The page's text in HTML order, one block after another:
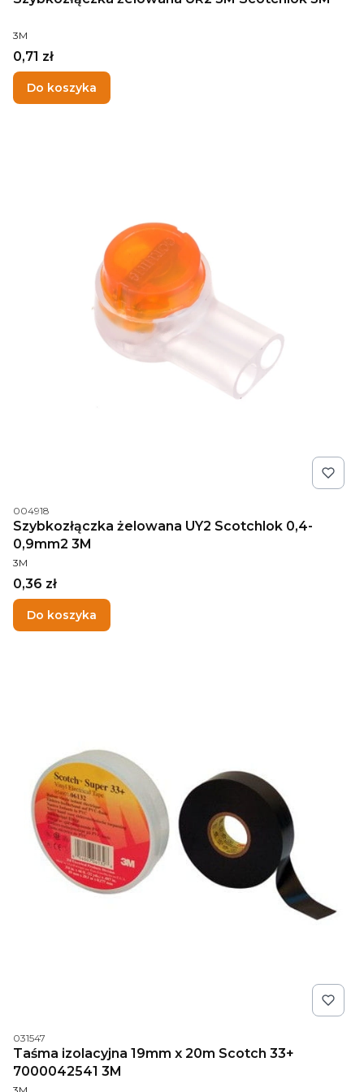
PRODUCENT
3M
Cena
0,71 zł
Do koszyka
Kod produktu
004918
Szybkozłączka żelowana UY2 Scotchlok 0,4-
0,9mm2 3M
PRODUCENT
3M
Cena
0,36 zł
Do koszyka
Kod produktu
031547
Taśma izolacyjna 19mm x 20m Scotch 33+
7000042541 3M
PRODUCENT